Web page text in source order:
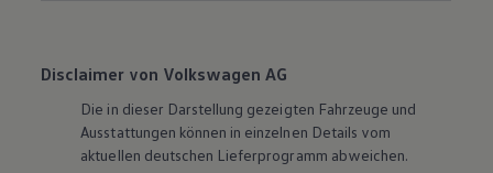
Disclaimer von Volkswagen AG
Die in dieser Darstellung gezeigten Fahrzeuge und
Ausstattungen können in einzelnen Details vom
aktuellen deutschen Lieferprogramm abweichen.